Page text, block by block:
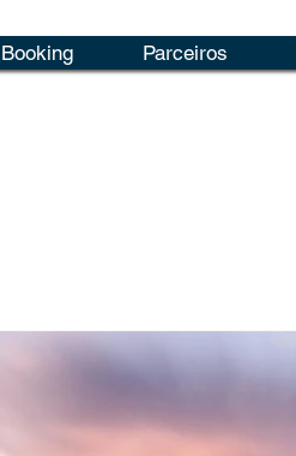
Parceiros